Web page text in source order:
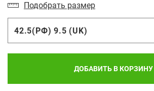
Подобрать размер
42.5(РФ) 9.5 (UK)
ДОБАВИТЬ В КОРЗИНУ